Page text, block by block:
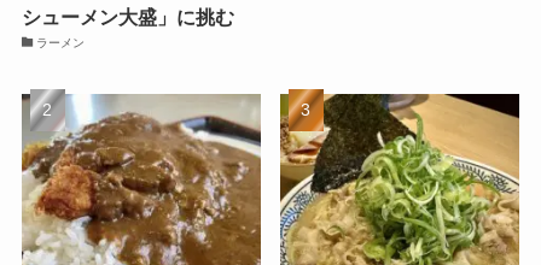
シューメン大盛」に挑む
ラーメン